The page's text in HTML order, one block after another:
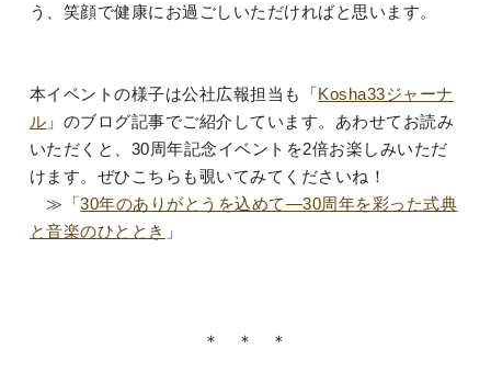
う、笑顔で健康にお過ごしいただければと思います。
本イベントの様子は公社広報担当も「Kosha33ジャーナ
ル 」のブログ記事でご紹介しています。あわせてお読み
いただくと、30周年記念イベントを2倍お楽しみいただ
けます。ぜひこちらも覗いてみてくださいね！
≫「30年のありがとうを込めて―30周年を彩った式典
と音楽のひととき 」
＊ ＊ ＊